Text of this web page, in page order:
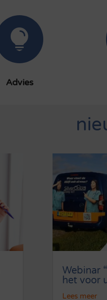

Advies
Webinar
het voor
Lees meer